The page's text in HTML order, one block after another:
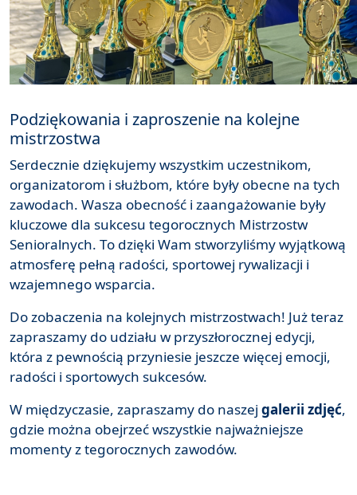
Podziękowania i zaproszenie na kolejne
mistrzostwa
Serdecznie dziękujemy wszystkim uczestnikom,
organizatorom i służbom, które były obecne na tych
zawodach. Wasza obecność i zaangażowanie były
kluczowe dla sukcesu tegorocznych Mistrzostw
Senioralnych. To dzięki Wam stworzyliśmy wyjątkową
atmosferę pełną radości, sportowej rywalizacji i
wzajemnego wsparcia.
Do zobaczenia na kolejnych mistrzostwach! Już teraz
zapraszamy do udziału w przyszłorocznej edycji,
która z pewnością przyniesie jeszcze więcej emocji,
radości i sportowych sukcesów.
W międzyczasie, zapraszamy do naszej galerii zdjęć,
gdzie można obejrzeć wszystkie najważniejsze
momenty z tegorocznych zawodów.